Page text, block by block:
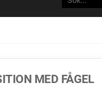
MED FÅGEL